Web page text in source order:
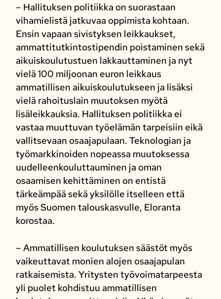
– Hallituksen politiikka on suorastaan
vihamielistä jatkuvaa oppimista kohtaan.
Ensin vapaan sivistyksen leikkaukset,
ammattitutkintostipendin poistaminen sekä
aikuiskoulutustuen lakkauttaminen ja nyt
vielä 100 miljoonan euron leikkaus
ammatillisen aikuiskoulutukseen ja lisäksi
vielä rahoituslain muutoksen myötä
lisäleikkauksia. Hallituksen politiikka ei
vastaa muuttuvan työelämän tarpeisiin eikä
vallitsevaan osaajapulaan. Teknologian ja
työmarkkinoiden nopeassa muutoksessa
uudelleenkouluttauminen ja oman
osaamisen kehittäminen on entistä
tärkeämpää sekä yksilölle itselleen että
myös Suomen talouskasvulle, Eloranta
korostaa.
– Ammatillisen koulutuksen säästöt myös
vaikeuttavat monien alojen osaajapulan
ratkaisemista. Yritysten työvoimatarpeesta
yli puolet kohdistuu ammatillisen